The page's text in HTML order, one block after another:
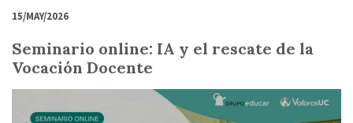
15/MAY/2026
Seminario online: IA y el rescate de la
Vocación Docente